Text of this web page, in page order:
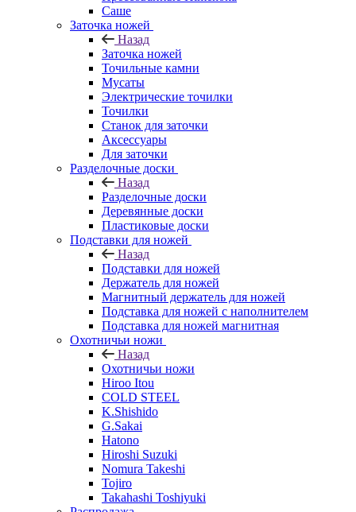
Саше
Заточка ножей
Назад
Заточка ножей
Точильные камни
Мусаты
Электрические точилки
Точилки
Станок для заточки
Аксессуары
Для заточки
Разделочные доски
Назад
Разделочные доски
Деревянные доски
Пластиковые доски
Подставки для ножей
Назад
Подставки для ножей
Держатель для ножей
Магнитный держатель для ножей
Подставка для ножей с наполнителем
Подставка для ножей магнитная
Охотничьи ножи
Назад
Охотничьи ножи
Hiroo Itou
COLD STEEL
K.Shishido
G.Sakai
Hatono
Hiroshi Suzuki
Nomura Takeshi
Tojiro
Takahashi Toshiyuki